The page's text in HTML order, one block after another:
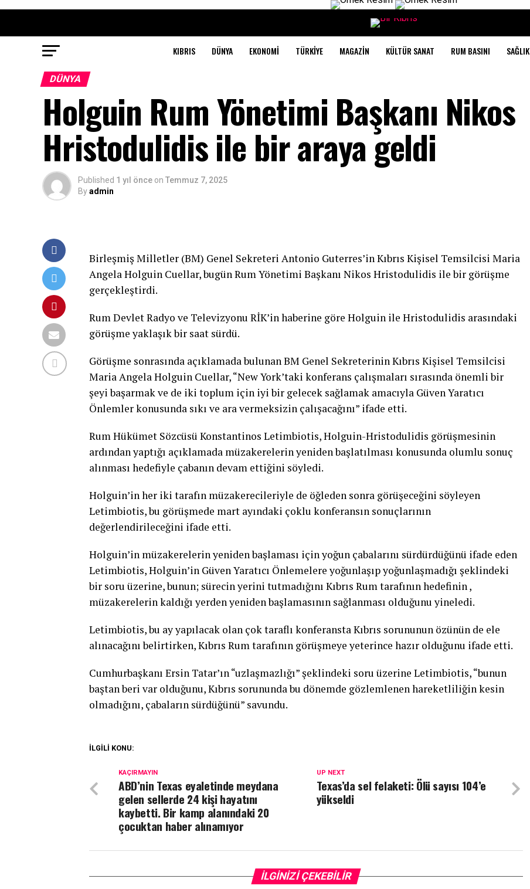
KIBRIS DÜNYA EKONOMI TÜRKIYE MAGAZIN KÜLTÜR SANAT RUM BASINI SAĞLIK
DÜNYA
Holguin Rum Yönetimi Başkanı Nikos
Hristodulidis ile bir araya geldi
Published 1 yıl önce on Temmuz 7, 2025
Byadmin
Birleşmiş Milletler (BM) Genel Sekreteri Antonio Guterres’in Kıbrıs Kişisel Temsilcisi Maria
Angela Holguin Cuellar, bugün Rum Yönetimi Başkanı Nikos Hristodulidis ile bir görüşme
gerçekleştirdi.
Rum Devlet Radyo ve Televizyonu RİK’in haberine göre Holguin ile Hristodulidis arasındaki
görüşme yaklaşık bir saat sürdü.
Görüşme sonrasında açıklamada bulunan BM Genel Sekreterinin Kıbrıs Kişisel Temsilcisi
Maria Angela Holguin Cuellar, “New York’taki konferans çalışmaları sırasında önemli bir
şeyi başarmak ve de iki toplum için iyi bir gelecek sağlamak amacıyla Güven Yaratıcı
Önlemler konusunda sıkı ve ara vermeksizin çalışacağını” ifade etti.
Rum Hükümet Sözcüsü Konstantinos Letimbiotis, Holguin-Hristodulidis görüşmesinin
ardından yaptığı açıklamada müzakerelerin yeniden başlatılması konusunda olumlu sonuç
alınması hedefiyle çabanın devam ettiğini söyledi.
Holguin’in her iki tarafın müzakerecileriyle de öğleden sonra görüşeceğini söyleyen
Letimbiotis, bu görüşmede mart ayındaki çoklu konferansın sonuçlarının
değerlendirileceğini ifade etti.
Holguin’in müzakerelerin yeniden başlaması için yoğun çabalarını sürdürdüğünü ifade eden
Letimbiotis, Holguin’in Güven Yaratıcı Önlemelere yoğunlaşıp yoğunlaşmadığı şeklindeki
bir soru üzerine, bunun; sürecin yerini tutmadığını Kıbrıs Rum tarafının hedefinin ,
müzakerelerin kaldığı yerden yeniden başlamasının sağlanması olduğunu yineledi.
Letimbiotis, bu ay yapılacak olan çok taraflı konferansta Kıbrıs sorununun özünün de ele
alınacağını belirtirken, Kıbrıs Rum tarafının görüşmeye yeterince hazır olduğunu ifade etti.
Cumhurbaşkanı Ersin Tatar’ın “uzlaşmazlığı” şeklindeki soru üzerine Letimbiotis, “bunun
baştan beri var olduğunu, Kıbrıs sorununda bu dönemde gözlemlenen hareketliliğin kesin
olmadığını, çabaların sürdüğünü” savundu.
İLGİLİ KONU:
UP NEXT
Texas’da sel felaketi: Ölü sayısı 104’e
yükseldi
KAÇIRMAYIN
ABD’nin Texas eyaletinde meydana
gelen sellerde 24 kişi hayatını
kaybetti. Bir kamp alanındaki 20
çocuktan haber alınamıyor
İLGİNİZİ ÇEKEBİLİR